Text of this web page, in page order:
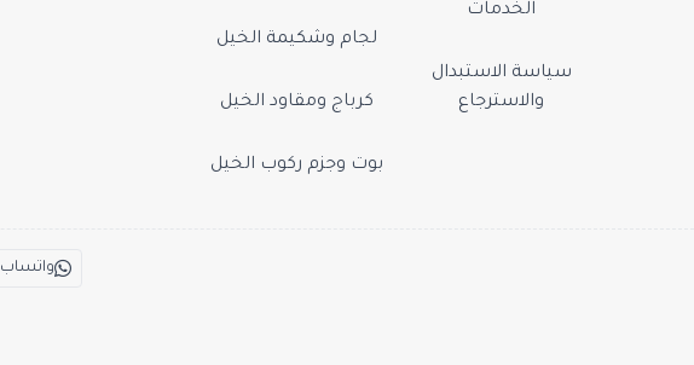
الخدمات
سياسة الاستبدال
والاسترجاع
لجام وشكيمة الخيل
كرباج ومقاود الخيل
بوت وجزم ركوب الخيل
واتساب